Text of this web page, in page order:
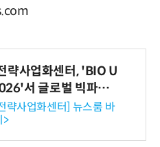
략사업화센터, 'BIO U
서 글로벌 빅파마
즈니스 미팅 지원…K
해외 진출 교두보 확
략사업화센터] 뉴스룸 바
>